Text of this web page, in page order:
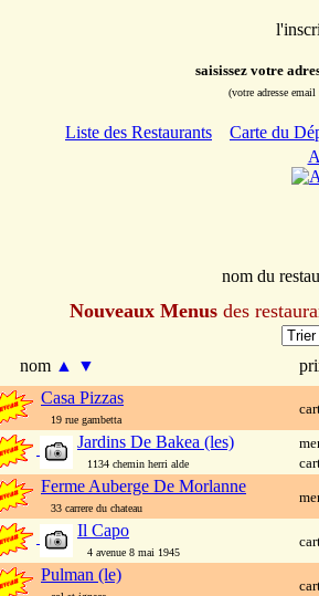
saisissez votre
(votre adresse
Liste des Restaurants Carte du
nom du
Nouveaux Menus des
▲ ▼
Casa Pizzas
19 rue gambetta
Jardins De Bakea (les)
1134 chemin herri alde
Ferme Auberge De Morlanne
33 carrere du chateau
Il Capo
4 avenue 8 mai 1945
Pulman (le)